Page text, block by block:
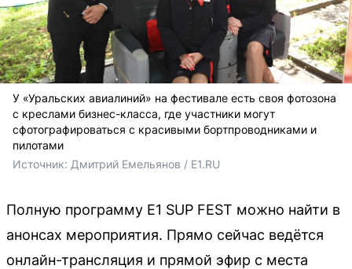
У «Уральских авиалиний» на фестивале есть своя фотозона
с креслами бизнес-класса, где участники могут
сфотографироваться с красивыми бортпроводниками и
пилотами
Источник: Дмитрий Емельянов / E1.RU
Полную программу E1 SUP FEST можно найти в
анонсах мероприятия. Прямо сейчас ведётся
онлайн-трансляция и прямой эфир с места